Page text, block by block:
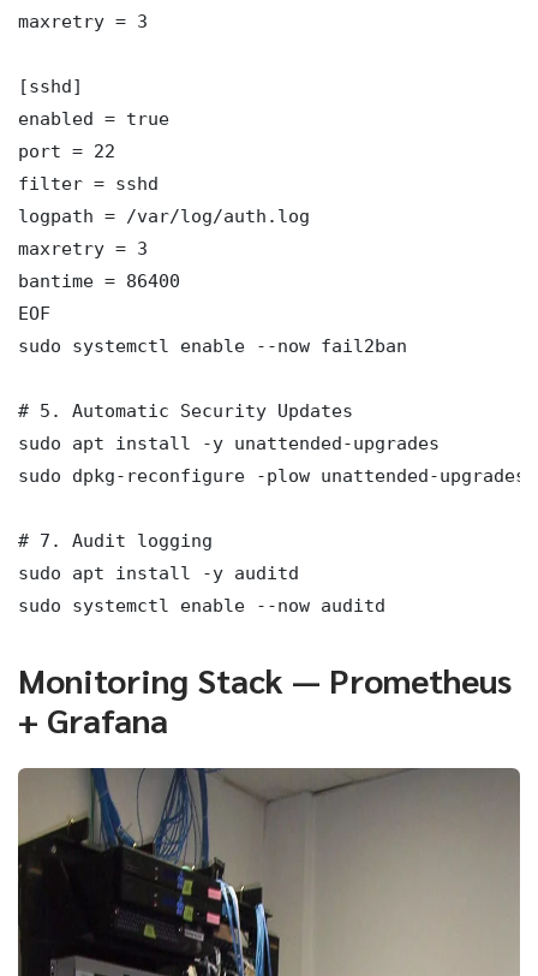
maxretry = 3
[sshd]
enabled = true
port = 22
filter = sshd
logpath = /var/log/auth.log
maxretry = 3
bantime = 86400
EOF
sudo systemctl enable --now fail2ban
# 5. Automatic Security Updates
sudo apt install -y unattended-upgrades
sudo dpkg-reconfigure -plow unattended-upgrades
# 7. Audit logging
sudo apt install -y auditd
sudo systemctl enable --now auditd
Monitoring Stack — Prometheus
+ Grafana